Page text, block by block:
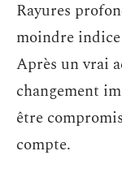
Rayures
moindre
Après un vrai
changement
être
compte.